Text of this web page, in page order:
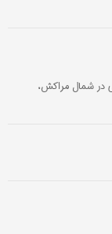
در شمال مراکش،